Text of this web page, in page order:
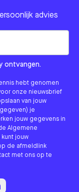
advies
ontvangen.
hebt genomen
onze nieuwsbrief
van jouw
je
jouw gegevens in
Algemene
kunt jouw
de afmeldlink
met ons op te